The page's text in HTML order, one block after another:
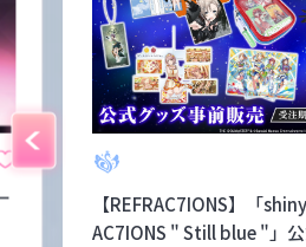
【REFRAC7IONS】「
AC7IONS " Still blue "」